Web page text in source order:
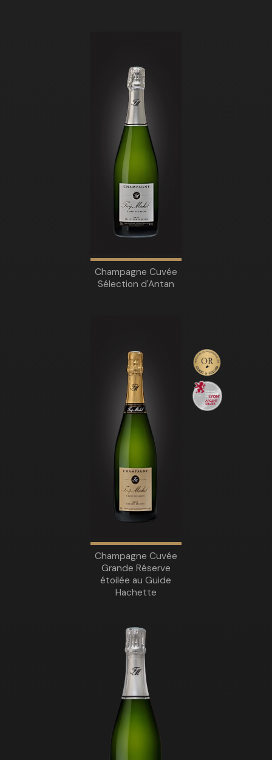
Champagne Cuvée
Sélection d'Antan
Champagne Cuvée
Grande Réserve
étoilée au Guide
Hachette